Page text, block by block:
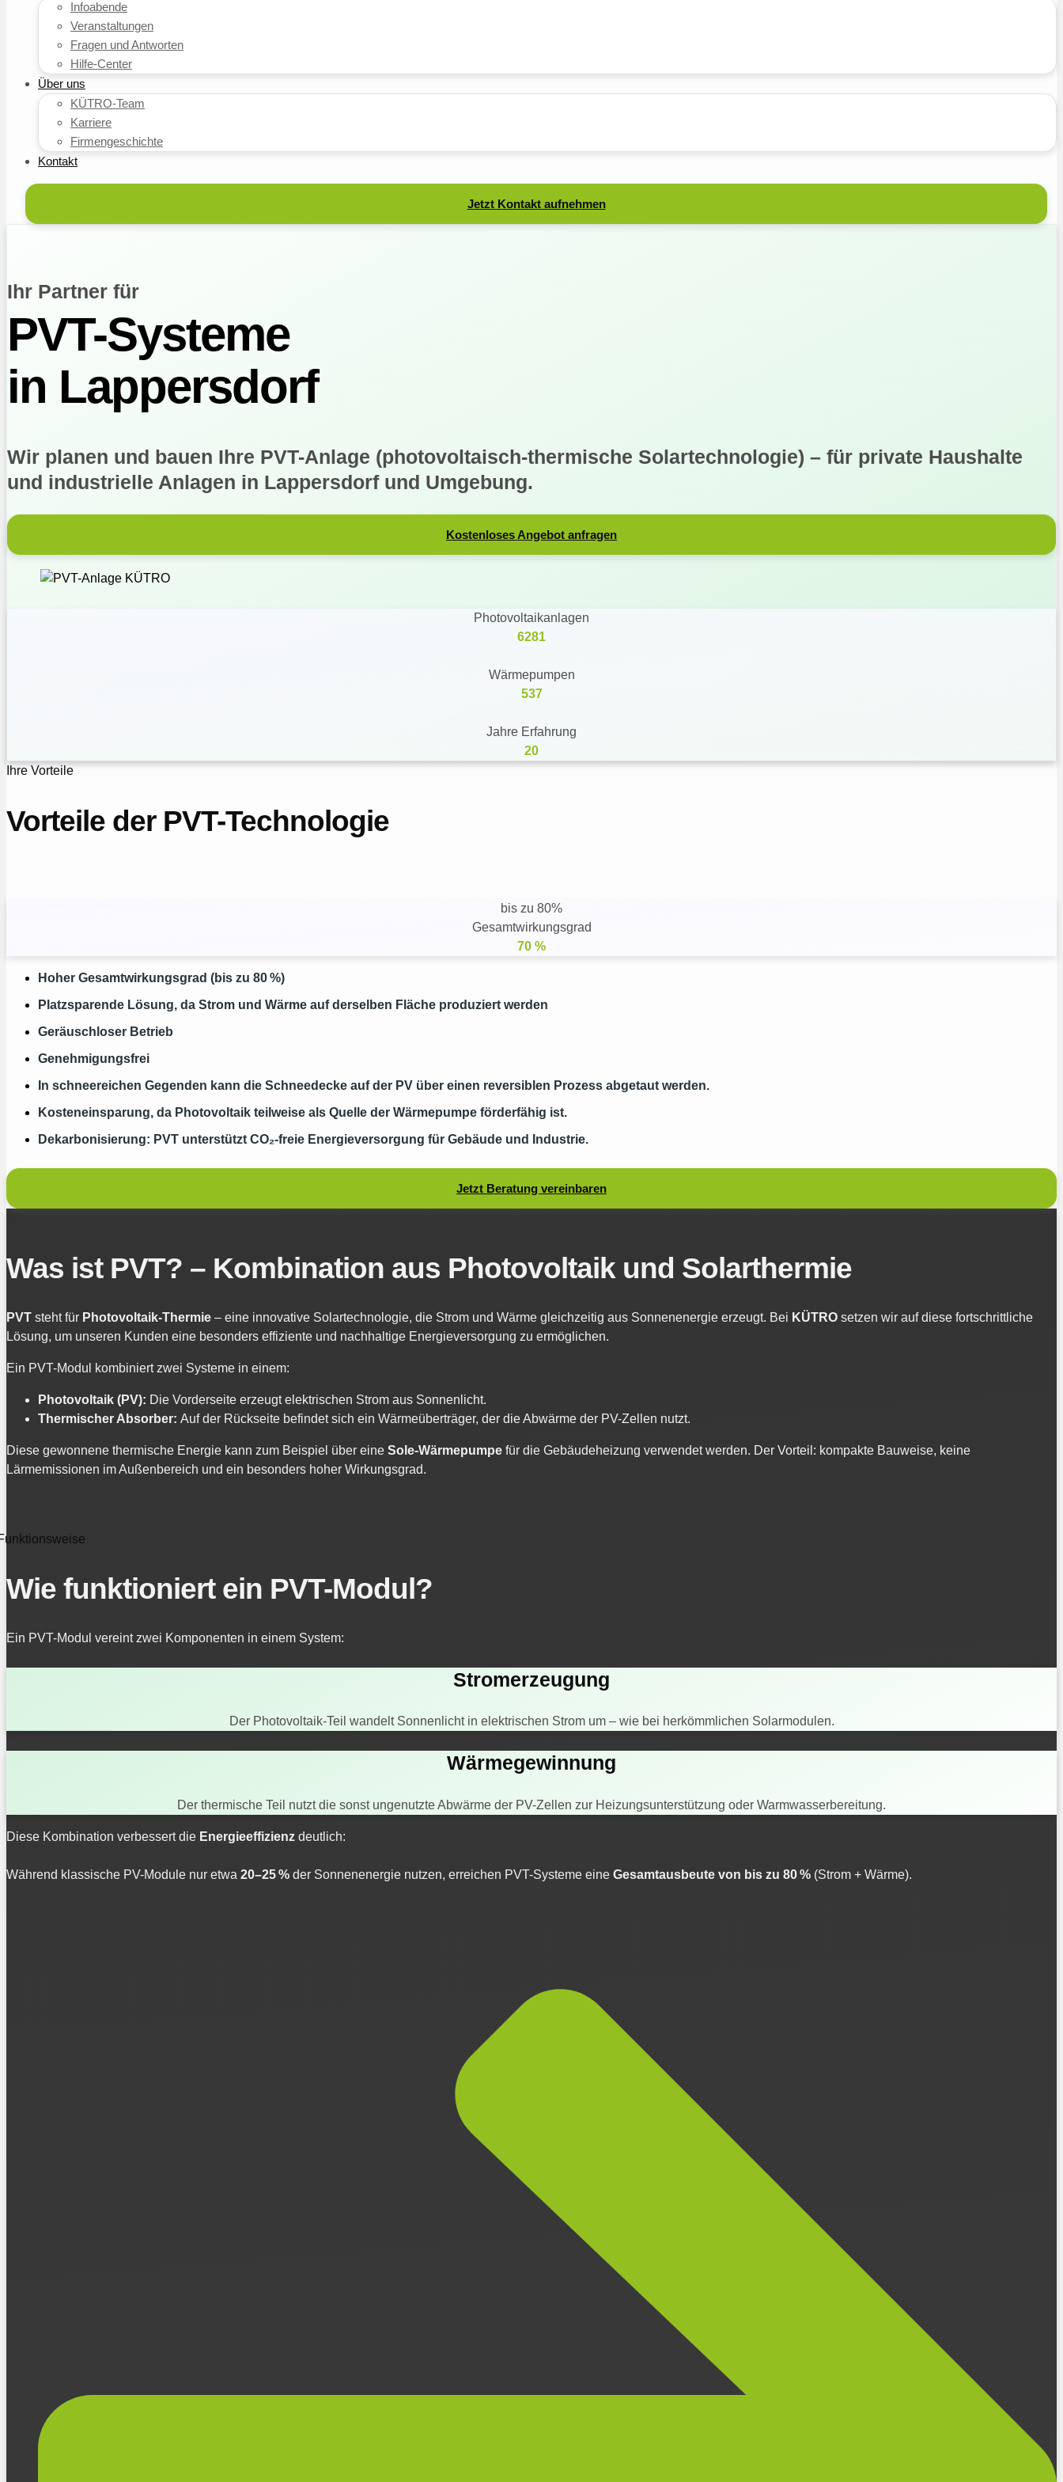
Infoabende
Veranstaltungen
Fragen und Antworten
Hilfe-Center
Über uns
KÜTRO-Team
Karriere
Firmengeschichte
Kontakt
Jetzt Kontakt aufnehmen
Ihr Partner für
PVT-Systeme
in Lappersdorf
Wir planen und bauen Ihre PVT-Anlage (photovoltaisch-thermische Solartechnologie) – für private Haushalte
und industrielle Anlagen in Lappersdorf und Umgebung.
Kostenloses Angebot anfragen
Photovoltaikanlagen
6281
Wärmepumpen
537
Jahre Erfahrung
20
Ihre Vorteile
Vorteile der PVT-Technologie
bis zu 80%
Gesamtwirkungsgrad
70 %
Hoher Gesamtwirkungsgrad (bis zu 80 %)
Platzsparende Lösung, da Strom und Wärme auf derselben Fläche produziert werden
Geräuschloser Betrieb
Genehmigungsfrei
In schneereichen Gegenden kann die Schneedecke auf der PV über einen reversiblen Prozess abgetaut werden.
Kosteneinsparung, da Photovoltaik teilweise als Quelle der Wärmepumpe förderfähig ist.
Dekarbonisierung: PVT unterstützt CO₂-freie Energieversorgung für Gebäude und Industrie.
Jetzt Beratung vereinbaren
Was ist PVT? – Kombination aus Photovoltaik und Solarthermie
PVT steht für Photovoltaik-Thermie – eine innovative Solartechnologie, die Strom und Wärme gleichzeitig aus Sonnenenergie erzeugt. Bei KÜTRO setzen wir auf diese fortschrittliche
Lösung, um unseren Kunden eine besonders effiziente und nachhaltige Energieversorgung zu ermöglichen.
Ein PVT-Modul kombiniert zwei Systeme in einem:
Photovoltaik (PV): Die Vorderseite erzeugt elektrischen Strom aus Sonnenlicht.
Thermischer Absorber: Auf der Rückseite befindet sich ein Wärmeüberträger, der die Abwärme der PV-Zellen nutzt.
Diese gewonnene thermische Energie kann zum Beispiel über eine Sole-Wärmepumpe für die Gebäudeheizung verwendet werden. Der Vorteil: kompakte Bauweise, keine
Lärmemissionen im Außenbereich und ein besonders hoher Wirkungsgrad.
Wie funktioniert ein PVT-Modul?
Ein PVT-Modul vereint zwei Komponenten in einem System:
Stromerzeugung
Der Photovoltaik-Teil wandelt Sonnenlicht in elektrischen Strom um – wie bei herkömmlichen Solarmodulen.
Wärmegewinnung
Der thermische Teil nutzt die sonst ungenutzte Abwärme der PV-Zellen zur Heizungsunterstützung oder Warmwasserbereitung.
Diese Kombination verbessert die Energieeffizienz deutlich:
Während klassische PV-Module nur etwa 20–25 % der Sonnenenergie nutzen, erreichen PVT-Systeme eine Gesamtausbeute von bis zu 80 % (Strom + Wärme).